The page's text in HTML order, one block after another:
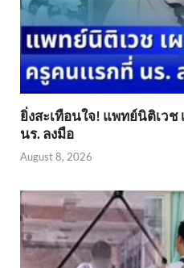
ยิ่งสะเทือนใจ! แพทย์นิติเวช
นร. ลงมือ
August 8, 2026